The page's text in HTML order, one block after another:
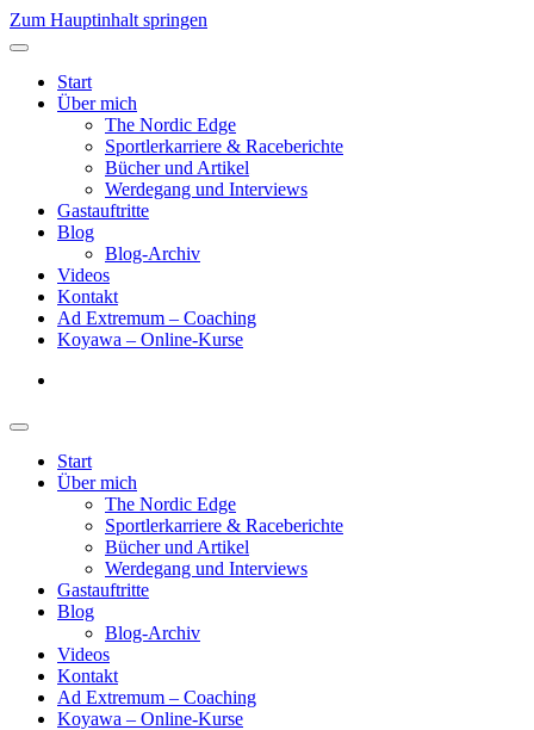
Zum Hauptinhalt springen
Start
Über mich
The Nordic Edge
Sportlerkarriere & Raceberichte
Bücher und Artikel
Werdegang und Interviews
Gastauftritte
Blog
Blog-Archiv
Videos
Kontakt
Ad Extremum – Coaching
Koyawa – Online-Kurse
Start
Über mich
The Nordic Edge
Sportlerkarriere & Raceberichte
Bücher und Artikel
Werdegang und Interviews
Gastauftritte
Blog
Blog-Archiv
Videos
Kontakt
Ad Extremum – Coaching
Koyawa – Online-Kurse